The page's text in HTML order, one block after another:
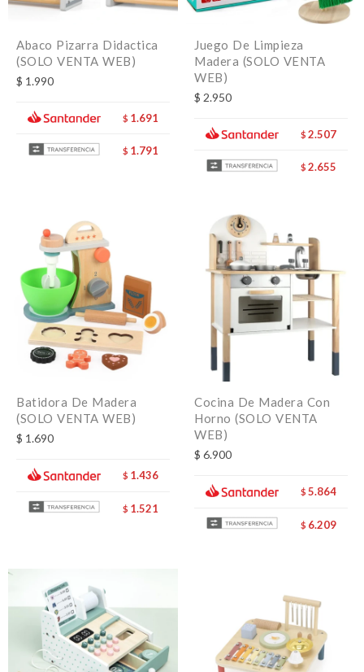
Abaco Pizarra Didactica
(SOLO VENTA WEB)
$ 1.990
$ 1.691
$ 1.791
Juego De Limpieza
Madera (SOLO VENTA
WEB)
$ 2.950
$ 2.507
$ 2.655
Batidora De Madera
(SOLO VENTA WEB)
$ 1.690
$ 1.436
$ 1.521
Cocina De Madera Con
Horno (SOLO VENTA
WEB)
$ 6.900
$ 5.864
$ 6.209